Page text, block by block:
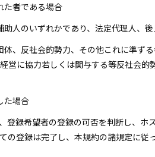
た者である場合
人のいずれかであり、法定代理人、
、反社会的勢力、その他これに準ず
営に協力若しくは関与する等反社会
た場合
登録希望者の登録の可否を判断し、
の登録は完了し、本規約の諸規定に